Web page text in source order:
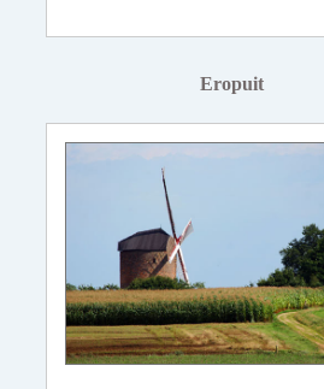
Eropuit